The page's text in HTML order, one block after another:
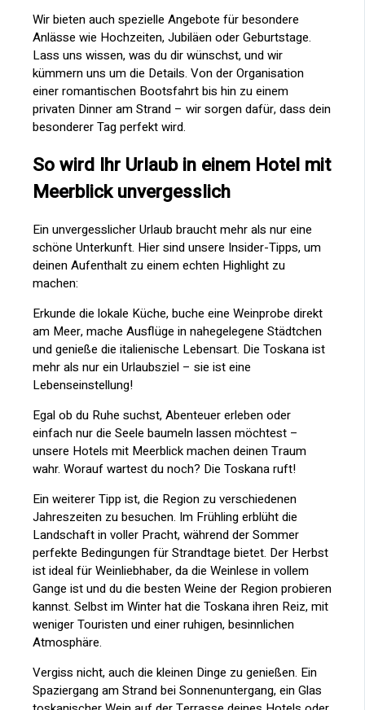
Wir bieten auch spezielle Angebote für besondere
Anlässe wie Hochzeiten, Jubiläen oder Geburtstage.
Lass uns wissen, was du dir wünschst, und wir
kümmern uns um die Details. Von der Organisation
einer romantischen Bootsfahrt bis hin zu einem
privaten Dinner am Strand – wir sorgen dafür, dass dein
besonderer Tag perfekt wird.
So wird Ihr Urlaub in einem Hotel mit
Meerblick unvergesslich
Ein unvergesslicher Urlaub braucht mehr als nur eine
schöne Unterkunft. Hier sind unsere Insider-Tipps, um
deinen Aufenthalt zu einem echten Highlight zu
machen:
Erkunde die lokale Küche, buche eine Weinprobe direkt
am Meer, mache Ausflüge in nahegelegene Städtchen
und genieße die italienische Lebensart. Die Toskana ist
mehr als nur ein Urlaubsziel – sie ist eine
Lebenseinstellung!
Egal ob du Ruhe suchst, Abenteuer erleben oder
einfach nur die Seele baumeln lassen möchtest –
unsere Hotels mit Meerblick machen deinen Traum
wahr. Worauf wartest du noch? Die Toskana ruft!
Ein weiterer Tipp ist, die Region zu verschiedenen
Jahreszeiten zu besuchen. Im Frühling erblüht die
Landschaft in voller Pracht, während der Sommer
perfekte Bedingungen für Strandtage bietet. Der Herbst
ist ideal für Weinliebhaber, da die Weinlese in vollem
Gange ist und du die besten Weine der Region probieren
kannst. Selbst im Winter hat die Toskana ihren Reiz, mit
weniger Touristen und einer ruhigen, besinnlichen
Atmosphäre.
Vergiss nicht, auch die kleinen Dinge zu genießen. Ein
Spaziergang am Strand bei Sonnenuntergang, ein Glas